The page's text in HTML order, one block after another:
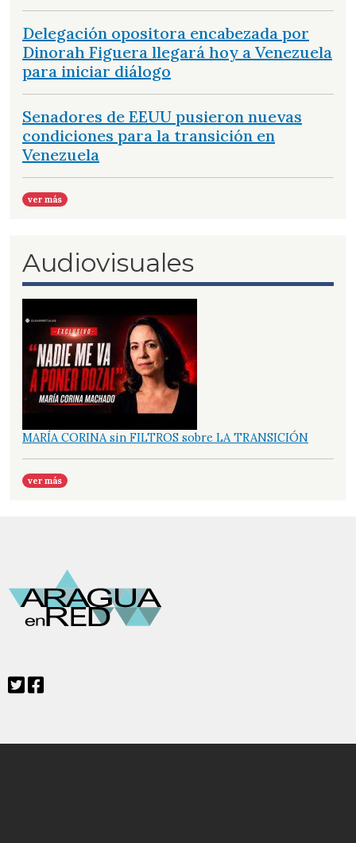
Delegación opositora encabezada por
Dinorah Figuera llegará hoy a Venezuela
para iniciar diálogo
Senadores de EEUU pusieron nuevas
condiciones para la transición en
Venezuela
ver más
Audiovisuales
MARÍA CORINA sin FILTROS sobre LA TRANSICIÓN
ver más